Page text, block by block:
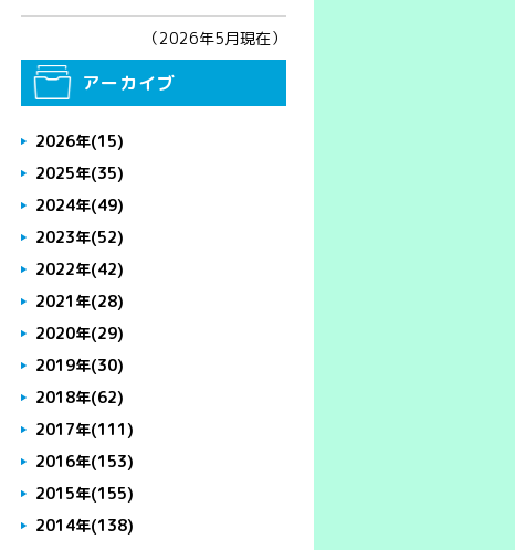
（2026年5月現在）
アーカイブ
2026年(15)
2025年(35)
2024年(49)
2023年(52)
2022年(42)
2021年(28)
2020年(29)
2019年(30)
2018年(62)
2017年(111)
2016年(153)
2015年(155)
2014年(138)